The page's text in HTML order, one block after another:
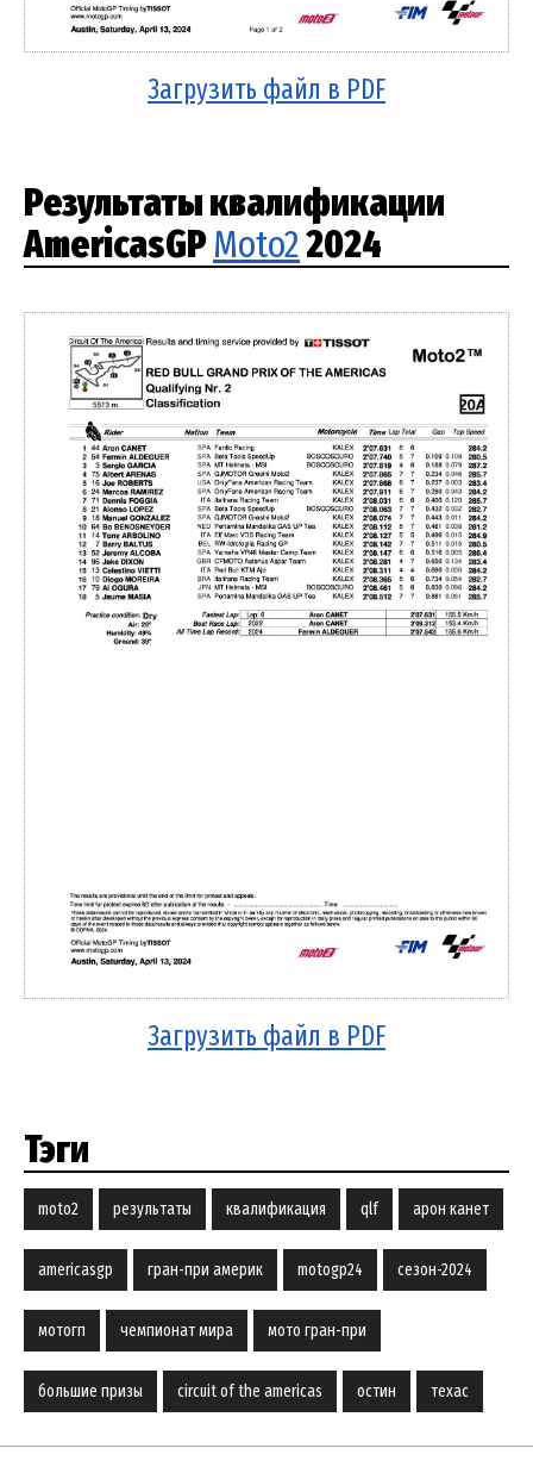
Загрузить файл в PDF
Результаты квалификации
AmericasGPMoto22024
Загрузить файл в PDF
Тэги
moto2 результаты квалификация qlf арон канет
americasgp гран-при америк motogp24 сезон-2024
мотогп чемпионат мира мото гран-при
большие призы circuit of the americas остин техас